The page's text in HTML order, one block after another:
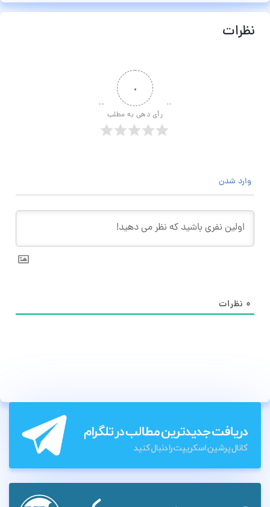
نظرات
۰
رأی دهی به مطلب
وارد شدن
۰ نظرات